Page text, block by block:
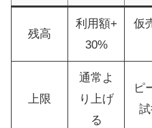
残高
利用額+
30%
仮
上限
通常よ
り上げ
る
ピ